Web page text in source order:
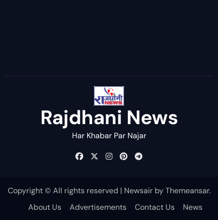
Rajdhani News
Har Khabar Par Najar
Copyright © All rights reserved | NewsairbyThemeansar.
About Us
Advertisements Contact Us News